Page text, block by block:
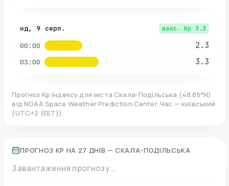
нд, 9 серп. макс. Kp 3.3
00:00 2.3
03:00 3.3
Прогноз Kp індексу для міста Скала-Подільська (48.85°N)
від NOAA Space Weather Prediction Center. Час — київський
(UTC+2 (EET)).
ПРОГНОЗ KP НА 27 ДНІВ — СКАЛА-ПОДІЛЬСЬКА
Завантаження прогнозу...